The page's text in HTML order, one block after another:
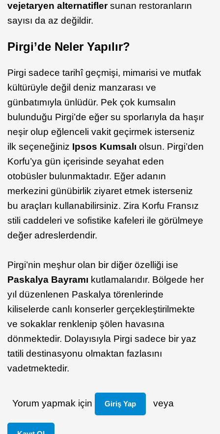
vejetaryen alternatiflersunan restoranların
sayısı da az değildir.
Pirgi’de Neler Yapılır?
Pirgi sadece tarihî geçmişi, mimarisi ve mutfak
kültürüyle değil deniz manzarası ve
günbatımıyla ünlüdür. Pek çok kumsalın
bulunduğu Pirgi’de eğer su sporlarıyla da haşır
neşir olup eğlenceli vakit geçirmek isterseniz
ilk seçeneğiniz Ipsos Kumsalı olsun. Pirgi’den
Korfu’ya gün içerisinde seyahat eden
otobüsler bulunmaktadır. Eğer adanın
merkezini günübirlik ziyaret etmek isterseniz
bu araçları kullanabilirsiniz. Zira Korfu Fransız
stili caddeleri ve sofistike kafeleri ile görülmeye
değer adreslerdendir.
Pirgi’nin meşhur olan bir diğer özelliği ise
Paskalya Bayramı kutlamalarıdır. Bölgede her
yıl düzenlenen Paskalya törenlerinde
kiliselerde canlı konserler gerçekleştirilmekte
ve sokaklar renklenip şölen havasına
dönmektedir. Dolayısıyla Pirgi sadece bir yaz
tatili destinasyonu olmaktan fazlasını
vadetmektedir.
Yorum yapmak için Giriş Yap veya